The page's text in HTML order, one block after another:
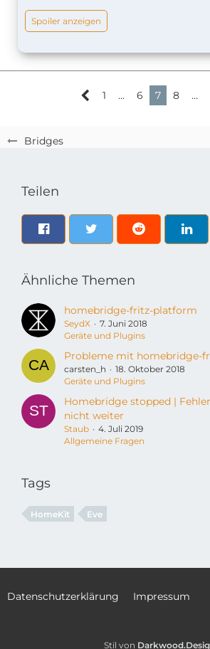
Bridges
Spoiler anzeigen
1 … 6 7 8 …
Teilen
Ähnliche Themen
homebridge-fritz-platform
SeydX
7. Juni 2018
Geräte und Plugins
Probleme mit homebridge-
carsten_h
18. Oktober 2018
Geräte und Plugins
Homebridge stopped |
nicht weiter
Staub
4. Juli 2019
Allgemeine Fragen
Tags
HomeKit Eve
Datenschutzerklärung Impressum
Stil von